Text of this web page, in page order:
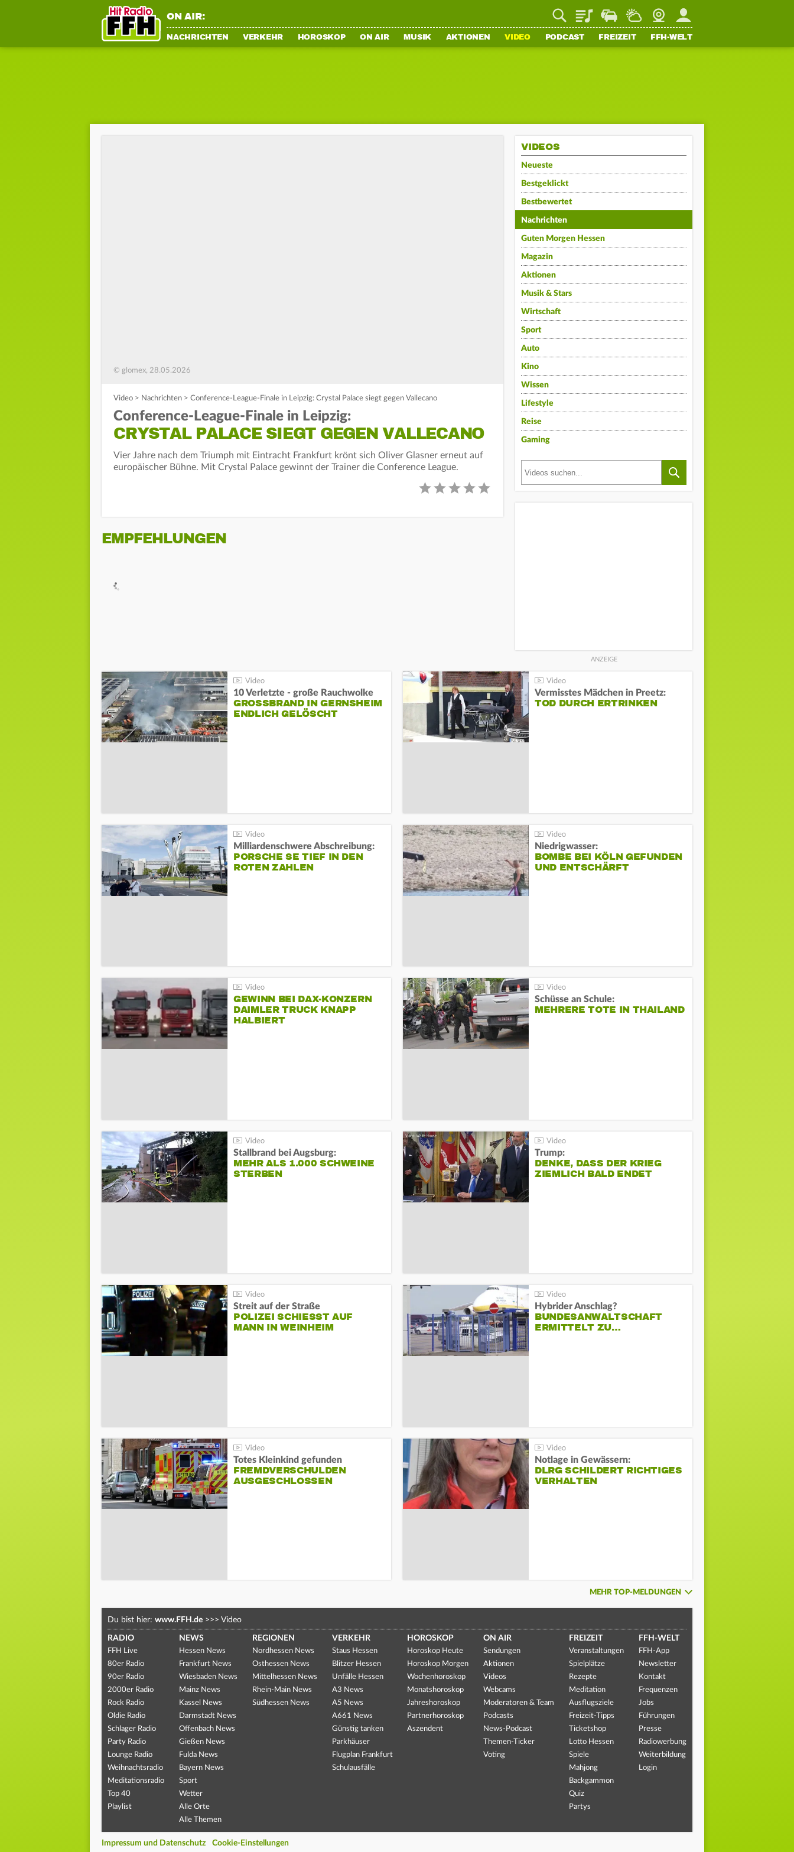
ON AIR: PlaylistStaupilotWetterWebcamMein FFH
NACHRICHTEN VERKEHR HOROSKOP ON AIR MUSIK AKTIONEN VIDEO PODCAST FREIZEIT FFH-WELT
© glomex, 28.05.2026
Video > Nachrichten > Conference-League-Finale in Leipzig: Crystal Palace siegt gegen Vallecano
Conference-League-Finale in Leipzig:
CRYSTAL PALACE SIEGT GEGEN VALLECANO
Vier Jahre nach dem Triumph mit Eintracht Frankfurt krönt sich Oliver Glasner erneut auf
europäischer Bühne. Mit Crystal Palace gewinnt der Trainer die Conference League.
EMPFEHLUNGEN
VIDEOS
Neueste
Bestgeklickt
Bestbewertet
Nachrichten
Guten Morgen Hessen
Magazin
Aktionen
Musik & Stars
Wirtschaft
Sport
Auto
Kino
Wissen
Lifestyle
Reise
Gaming
10 Verletzte - große Rauchwolke
GROSSBRAND IN GERNSHEIM E
NDLICH GELÖSCHT
Vermisstes Mädchen in Preetz:
TOD DURCH ERTRINKEN
Milliardenschwere Abschreibung:
PORSCHE SE TIEF IN DEN
ROTEN ZAHLEN
Niedrigwasser:
BOMBE BEI KÖLN GEFUNDEN
UND ENTSCHÄRFT
GEWINN BEI DAX-KONZERN
DAIMLER TRUCK KNAPP
HALBIERT
Schüsse an Schule:
MEHRERE TOTE IN THAILAND
Stallbrand bei Augsburg:
MEHR ALS 1.000 SCHWEINE
STERBEN
Trump:
DENKE, DASS DER KRIEG
ZIEMLICH BALD ENDET
Streit auf der Straße
POLIZEI SCHIESST AUF M
ANN IN WEINHEIM
Hybrider Anschlag?
BUNDESANWALTSCHAFT
ERMITTELT ZU…
Totes Kleinkind gefunden
FREMDVERSCHULDEN
AUSGESCHLOSSEN
Notlage in Gewässern:
DLRG SCHILDERT RICHTIGES
VERHALTEN
MEHR TOP-MELDUNGEN
Du bist hier: www.FFH.de >>> Video
RADIO
FFH Live
80er Radio
90er Radio
2000er Radio
Rock Radio
Oldie Radio
Schlager Radio
Party Radio
Lounge Radio
Weihnachtsradio
Meditationsradio
Top 40
Playlist
NEWS
Hessen News
Frankfurt News
Wiesbaden News
Mainz News
Kassel News
Darmstadt News
Offenbach News
Gießen News
Fulda News
Bayern News
Sport
Wetter
Alle Orte
Alle Themen
REGIONEN
Nordhessen News
Osthessen News
Mittelhessen News
Rhein-Main News
Südhessen News
VERKEHR
Staus Hessen
Blitzer Hessen
Unfälle Hessen
A3 News
A5 News
A661 News
Günstig tanken
Parkhäuser
Flugplan Frankfurt
Schulausfälle
HOROSKOP
Horoskop Heute
Horoskop Morgen
Wochenhoroskop
Monatshoroskop
Jahreshoroskop
Partnerhoroskop
Aszendent
ON AIR
Sendungen
Aktionen
Videos
Webcams
Moderatoren & Team
Podcasts
News-Podcast
Themen-Ticker
Voting
FREIZEIT
Veranstaltungen
Spielplätze
Rezepte
Meditation
Ausflugsziele
Freizeit-Tipps
Ticketshop
Lotto Hessen
Spiele
Mahjong
Backgammon
Quiz
Partys
FFH-WELT
FFH-App
Newsletter
Kontakt
Frequenzen
Jobs
Führungen
Presse
Radiowerbung
Weiterbildung
Login
Impressum und Datenschutz Cookie-Einstellungen